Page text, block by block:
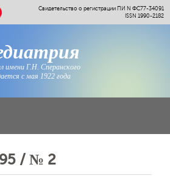
Свидетельство о регистрации ПИ N ФС77-34091
ISSN 1990-2182
имени Г.Н. Сперанского
с мая 1922 года
/ № 2